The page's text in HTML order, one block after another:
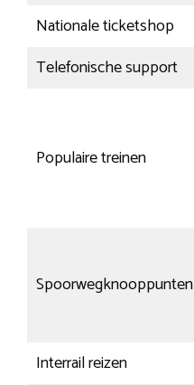
Nationale ticketshop
Telefonische support
Populaire treinen
Spoorwegknooppunten
Interrail reizen